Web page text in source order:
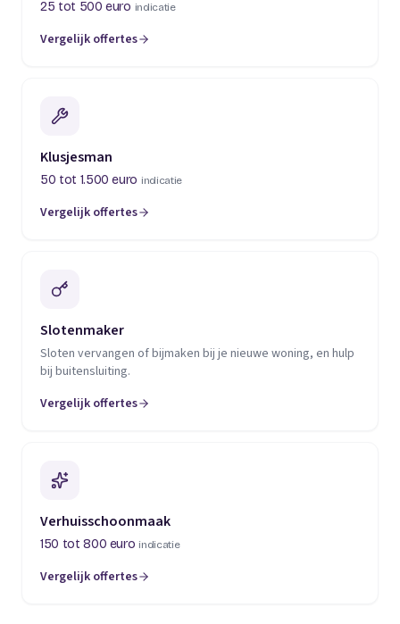
25 tot 500 euro indicatie
Vergelijk offertes
(opent in een nieuw tabblad)
Klusjesman
50 tot 1.500 euro indicatie
Vergelijk offertes
(opent in een nieuw tabblad)
Slotenmaker
Sloten vervangen of bijmaken bij je nieuwe woning, en hulp
bij buitensluiting.
Vergelijk offertes
(opent in een nieuw tabblad)
Verhuisschoonmaak
150 tot 800 euro indicatie
Vergelijk offertes
(opent in een nieuw tabblad)